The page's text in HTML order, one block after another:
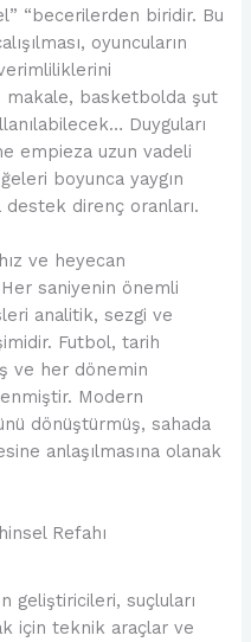
“becerilerden biridir. Bu
oyuncuların
makale, basketbolda şut
Duyguları
empieza uzun vadeli
boyunca yaygın
destek direnç oranları.
ve heyecan
saniyenin önemli
analitik, sezgi ve
Futbol, tarih
ve her dönemin
Modern
dönüştürmüş, sahada
anlaşılmasına olanak
Refahı
geliştiricileri, suçluları
için teknik araçlar ve